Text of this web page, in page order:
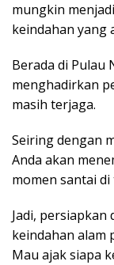
mungkin
keindahan yang
Berada di Pulau
menghadirkan
masih terjaga.
Seiring dengan
Anda akan
momen santai
Jadi,
keindahan alam
Mau ajak siapa